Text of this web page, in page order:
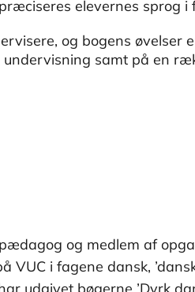
elevernes sprog
og bogens øvelser
samt på en
og medlem af
VUC i fagene dansk,